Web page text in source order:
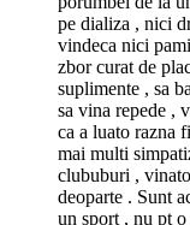
pe dializa , nici
vindeca nici
zbor curat de
suplimente , sa
sa vina repede ,
ca a luato razna
mai multi
clububuri ,
deoparte . Sunt
un sport , nu pt